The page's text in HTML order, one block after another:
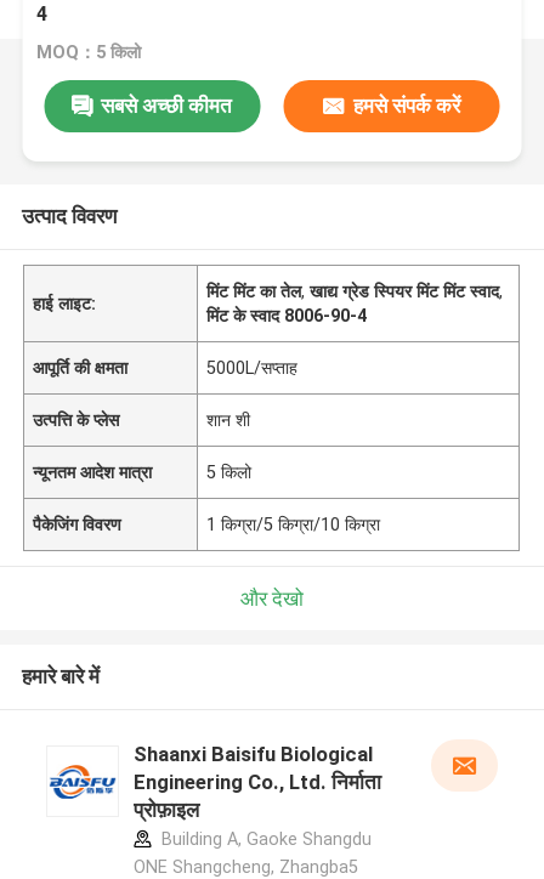
4
MOQ：5 किलो
सबसे अच्छी कीमत हमसे संपर्क करें
उत्पाद विवरण
हाई लाइट:
मिंट मिंट का तेल,खाद्य ग्रेड स्पियर मिंट मिंट स्वाद,
मिंट के स्वाद 8006-90-4
आपूर्ति की क्षमता 5000L/सप्ताह
उत्पत्ति के प्लेस शान शी
न्यूनतम आदेश मात्रा 5 किलो
पैकेजिंग विवरण 1 किग्रा/5 किग्रा/10 किग्रा
और देखो
हमारे बारे में
Shaanxi Baisifu Biological
Engineering Co., Ltd. निर्माता
प्रोफ़ाइल
Building A, Gaoke Shangdu
ONE Shangcheng, Zhangba5